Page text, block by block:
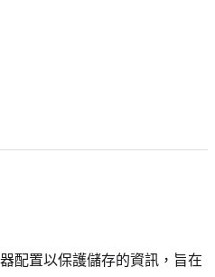
配置以保護儲存的資訊，旨在